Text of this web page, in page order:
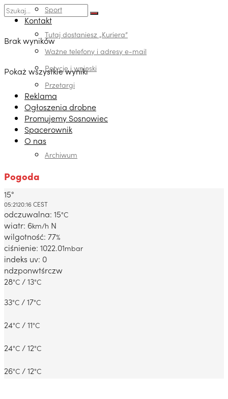
Brak wyników
Pokaż wszystkie wyniki
Sport
Kontakt
Tutaj dostaniesz „Kuriera”
Ważne telefony i adresy e-mail
Petycje i wnioski
Przetargi
Reklama
Ogłoszenia drobne
Promujemy Sosnowiec
Spacerownik
O nas
Archiwum
Pogoda
Dabrowa Gornicza, PL
15°
05:2120:16 CEST
odczuwalna: 15°C
wiatr: 6km/h N
wilgotność: 77%
ciśnienie: 1022.01mbar
indeks uv: 0
ndzponwtśrczw
28°C / 13°C
33°C / 17°C
24°C / 11°C
24°C / 12°C
26°C / 12°C